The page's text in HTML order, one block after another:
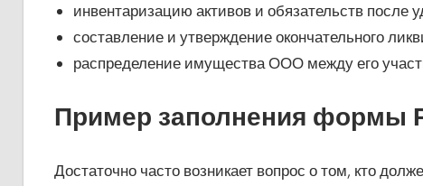
инвентаризацию активов и обязательств после
составление и утверждение окончательного
распределение имущества ООО между его
Пример заполнения формы
Достаточно часто возникает вопрос о том, кто